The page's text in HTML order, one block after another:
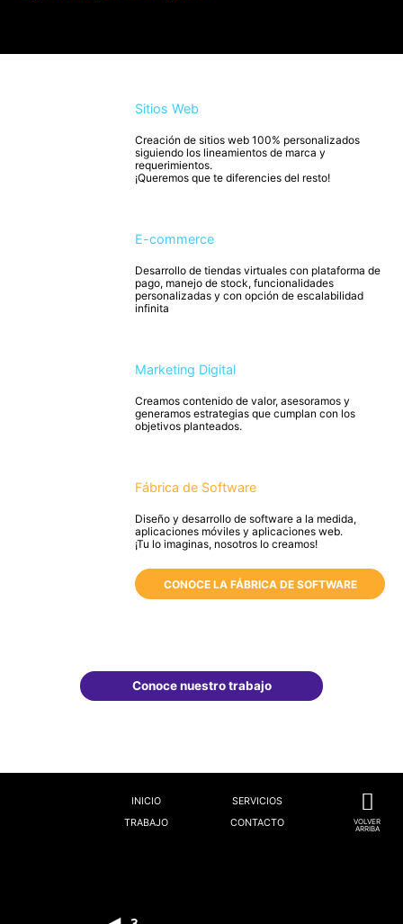
Sitios Web
Creación de sitios web 100% personalizados
siguiendo los lineamientos de marca y
requerimientos.
¡Queremos que te diferencies del resto!
E-commerce
Desarrollo de tiendas virtuales con plataforma de
pago, manejo de stock, funcionalidades
personalizadas y con opción de escalabilidad
infinita
Marketing Digital
Creamos contenido de valor, asesoramos y
generamos estrategias que cumplan con los
objetivos planteados.
Fábrica de Software
Diseño y desarrollo de software a la medida,
aplicaciones móviles y aplicaciones web.
¡Tu lo imaginas, nosotros lo creamos!
CONOCE LA FÁBRICA DE SOFTWARE
Conoce nuestro trabajo
INICIO
SERVICIOS
TRABAJO
CONTACTO
VOLVER
ARRIBA